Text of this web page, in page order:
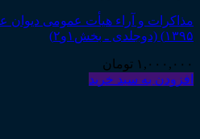
۱۳۹۵) (دوجلدی ـ بخش۱و۲)
۱,۰۰۰,۰۰۰ تومان
افزودن به سبد خرید